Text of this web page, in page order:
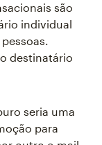
são
individual
destinatário
seria uma
para